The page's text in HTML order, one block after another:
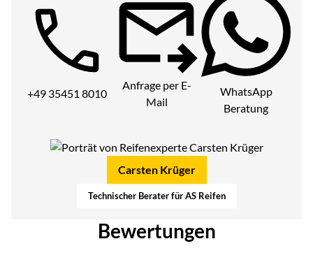
Telefon:
+49 35451 8010
Anfrage per E-
Mail
WhatsApp
Beratung
Carsten Krüger
Technischer Berater für AS Reifen
Bewertungen